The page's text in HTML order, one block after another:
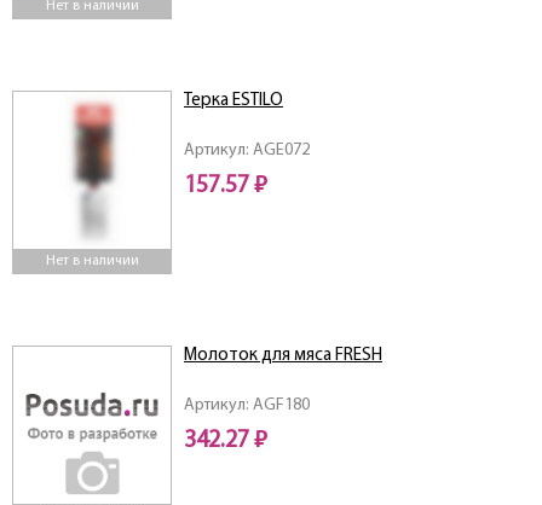
Нет в наличии
Нет в наличии
Артикул: AGE072
Терка ESTILO
157.57 ₽
Артикул: AGF180
Молоток для мяса FRESH
342.27 ₽